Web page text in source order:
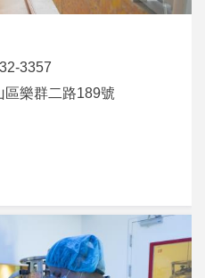
3357
區樂群二路189號